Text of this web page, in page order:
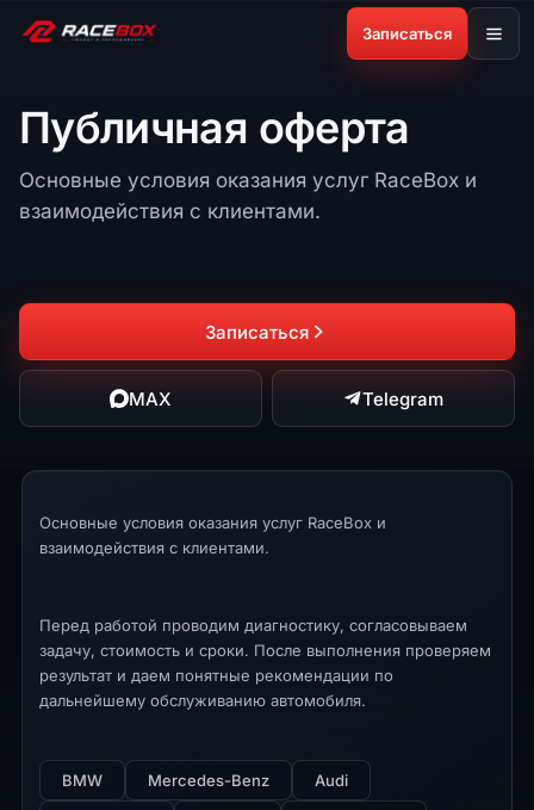
Записаться
Публичная оферта
Основные условия оказания услуг RaceBox и
взаимодействия с клиентами.
Записаться
MAX Telegram
Основные условия оказания услуг RaceBox и
взаимодействия с клиентами.
Перед работой проводим диагностику, согласовываем
задачу, стоимость и сроки. После выполнения проверяем
результат и даем понятные рекомендации по
дальнейшему обслуживанию автомобиля.
BMW Mercedes-Benz Audi